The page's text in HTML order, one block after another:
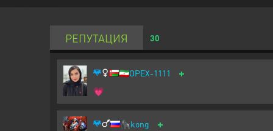
РЕПУТАЦИЯ 30
🇮🇷OPEX-1111 +
💗
🦍kong +